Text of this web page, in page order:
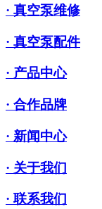
· 真空泵维修
· 真空泵配件
· 产品中心
· 合作品牌
· 新闻中心
· 关于我们
· 联系我们